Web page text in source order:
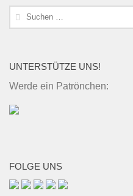
Suchen
nach:
UNTERSTÜTZE UNS!
Werde ein Patrönchen:
FOLGE UNS